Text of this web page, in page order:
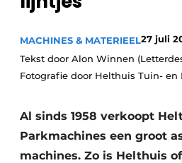
Save the Date
Vacature aanmelden
Vacatures
MACHINES & MATERIEEL27 juli
Tekst door Alon Winnen
Fotografie door Helthuis Tuin- en
Al sinds 1958 verkoopt
Parkmachines een groot
machines. Zo is Helthuis